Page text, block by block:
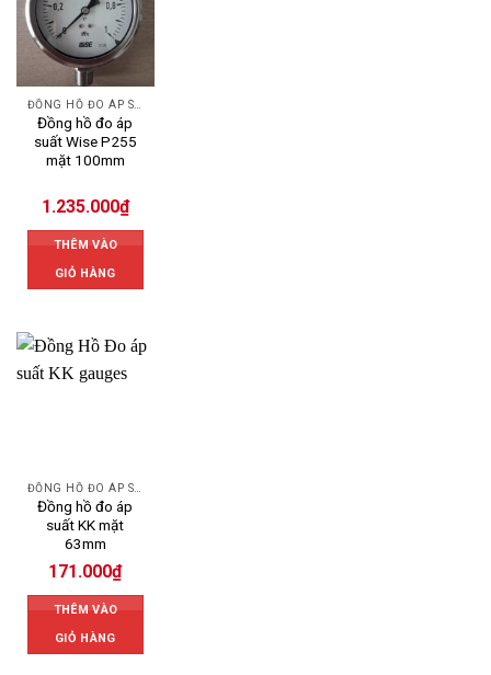
Đồng hồ đo áp
suất Wise P255
mặt 100mm
1.235.000₫
THÊM VÀO
GIỎ HÀNG
Đồng hồ đo áp
suất KK mặt
63mm
171.000₫
THÊM VÀO
GIỎ HÀNG